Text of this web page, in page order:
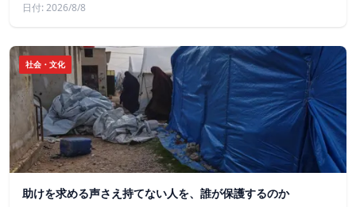
日付: 2026/8/8
社会・文化
助けを求める声さえ持てない人を、誰が保護するのか